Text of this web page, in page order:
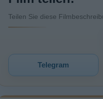
Teilen Sie diese
Telegram